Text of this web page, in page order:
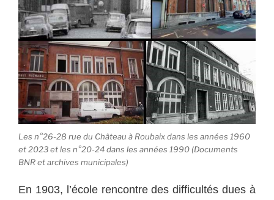
Les n°26-28 rue du Château à Roubaix dans les années 1960
et 2023 et les n°20-24 dans les années 1990 (Documents
BNR et archives municipales)
En 1903, l’école rencontre des difficultés dues à